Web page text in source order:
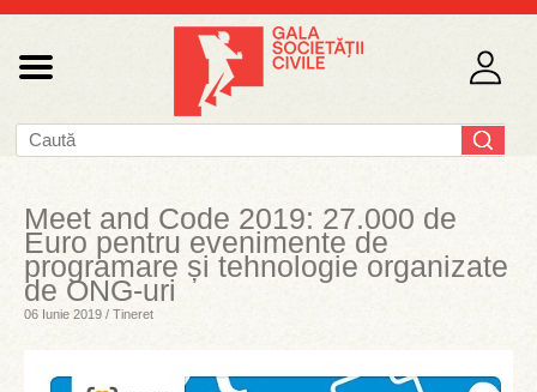
Meet and Code 2019: 27.000 de
Euro pentru evenimente de
programare și tehnologie organizate
de ONG-uri
06 Iunie 2019 / Tineret